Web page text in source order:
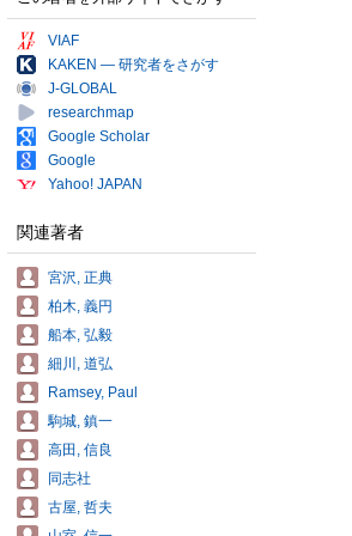
VIAF
KAKEN — 研究者をさがす
J-GLOBAL
researchmap
Google Scholar
Google
Yahoo! JAPAN
関連著者
宮沢, 正典
柏木, 義円
船本, 弘毅
細川, 道弘
Ramsey, Paul
駒城, 鎮一
高田, 信良
同志社
古屋, 哲夫